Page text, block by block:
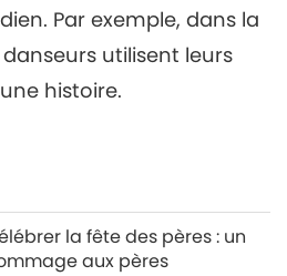
Par exemple, dans la
utilisent leurs
histoire.
la fête des pères : un
aux pères